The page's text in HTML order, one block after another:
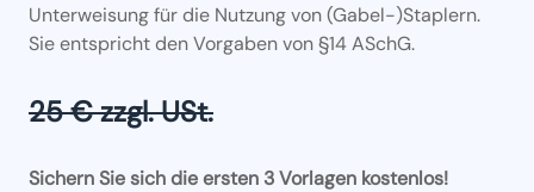
Unterweisung für die Nutzung von (Gabel-)Staplern.
Sie entspricht den Vorgaben von §14 ASchG.
25 € zzgl. USt.
Sichern Sie sich die ersten 3 Vorlagen kostenlos!